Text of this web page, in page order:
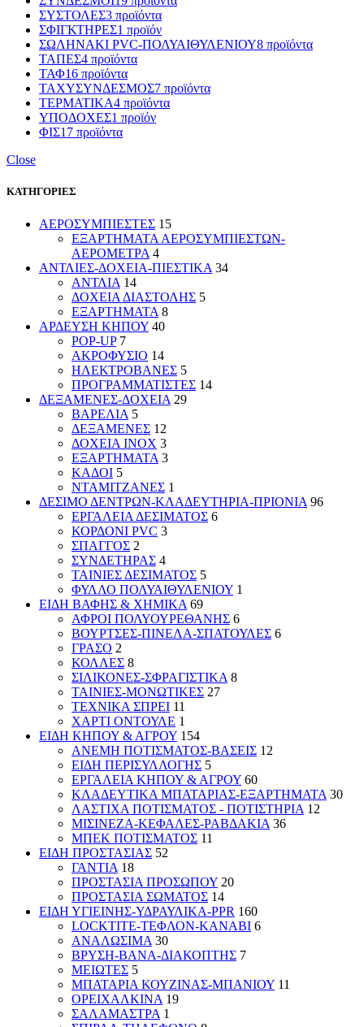
ΣΥΣΤΟΛΕΣ3 προϊόντα
ΣΦΙΓΚΤΗΡΕΣ1 προϊόν
ΣΩΛΗΝΑΚΙ PVC-ΠΟΛΥΑΙΘΥΛΕΝΙΟΥ8 προϊόντα
ΤΑΠΕΣ4 προϊόντα
ΤΑΦ16 προϊόντα
ΤΑΧΥΣΥΝΔΕΣΜΟΣ7 προϊόντα
ΤΕΡΜΑΤΙΚΑ4 προϊόντα
ΥΠΟΔΟΧΕΣ1 προϊόν
ΦΙΣ17 προϊόντα
Close
ΚΑΤΗΓΟΡΙΕΣ
ΑΕΡΟΣΥΜΠΙΕΣΤΕΣ 15
ΕΞΑΡΤΗΜΑΤΑ ΑΕΡΟΣΥΜΠΙΕΣΤΩΝ-
ΑΕΡΟΜΕΤΡΑ 4
ΑΝΤΛΙΕΣ-ΔΟΧΕΙΑ-ΠΙΕΣΤΙΚΑ 34
ΑΝΤΛΙΑ 14
ΔΟΧΕΙΑ ΔΙΑΣΤΟΛΗΣ 5
ΕΞΑΡΤΗΜΑΤΑ 8
ΑΡΔΕΥΣΗ ΚΗΠΟΥ 40
POP-UP 7
ΑΚΡΟΦΥΣΙΟ 14
ΗΛΕΚΤΡΟΒΑΝΕΣ 5
ΠΡΟΓΡΑΜΜΑΤΙΣΤΕΣ 14
ΔΕΞΑΜΕΝΕΣ-ΔΟΧΕΙΑ 29
ΒΑΡΕΛΙΑ 5
ΔΕΞΑΜΕΝΕΣ 12
ΔΟΧΕΙΑ INOX 3
ΕΞΑΡΤΗΜΑΤΑ 3
ΚΑΔΟΙ 5
ΝΤΑΜΙΤΖΑΝΕΣ 1
ΔΕΣΙΜΟ ΔΕΝΤΡΩΝ-ΚΛΑΔΕΥΤΗΡΙΑ-ΠΡΙΟΝΙΑ 96
ΕΡΓΑΛΕΙΑ ΔΕΣΙΜΑΤΟΣ 6
ΚΟΡΔΟΝΙ PVC 3
ΣΠΑΓΓΟΣ 2
ΣΥΝΔΕΤΗΡΑΣ 4
ΤΑΙΝΙΕΣ ΔΕΣΙΜΑΤΟΣ 5
ΦΥΛΛΟ ΠΟΛΥΑΙΘΥΛΕΝΙΟΥ 1
ΕΙΔΗ ΒΑΦΗΣ & ΧΗΜΙΚΑ 69
ΑΦΡΟΙ ΠΟΛΥΟΥΡΕΘΑΝΗΣ 6
ΒΟΥΡΤΣΕΣ-ΠΙΝΕΛΑ-ΣΠΑΤΟΥΛΕΣ 6
ΓΡΑΣΟ 2
ΚΟΛΛΕΣ 8
ΣΙΛΙΚΟΝΕΣ-ΣΦΡΑΓΙΣΤΙΚΑ 8
ΤΑΙΝΙΕΣ-ΜΟΝΩΤΙΚΕΣ 27
ΤΕΧΝΙΚΑ ΣΠΡΕΙ 11
ΧΑΡΤΙ ΟΝΤΟΥΛΕ 1
ΕΙΔΗ ΚΗΠΟΥ & ΑΓΡΟΥ 154
ΑΝΕΜΗ ΠΟΤΙΣΜΑΤΟΣ-ΒΑΣΕΙΣ 12
ΕΙΔΗ ΠΕΡΙΣΥΛΛΟΓΗΣ 5
ΕΡΓΑΛΕΙΑ ΚΗΠΟΥ & ΑΓΡΟΥ 60
ΚΛΑΔΕΥΤΙΚΑ ΜΠΑΤΑΡΙΑΣ-ΕΞΑΡΤΗΜΑΤΑ 30
ΛΑΣΤΙΧΑ ΠΟΤΙΣΜΑΤΟΣ - ΠΟΤΙΣΤΗΡΙΑ 12
ΜΙΣΙΝΕΖΑ-ΚΕΦΑΛΕΣ-ΡΑΒΔΑΚΙΑ 36
ΜΠΕΚ ΠΟΤΙΣΜΑΤΟΣ 11
ΕΙΔΗ ΠΡΟΣΤΑΣΙΑΣ 52
ΓΑΝΤΙΑ 18
ΠΡΟΣΤΑΣΙΑ ΠΡΟΣΩΠΟΥ 20
ΠΡΟΣΤΑΣΙΑ ΣΩΜΑΤΟΣ 14
ΕΙΔΗ ΥΓΙΕΙΝΗΣ-ΥΔΡΑΥΛΙΚΑ-PPR 160
LOCKTITE-ΤΕΦΛΟΝ-ΚΑΝΑΒΙ 6
ΑΝΑΛΩΣΙΜΑ 30
ΒΡΥΣΗ-ΒΑΝΑ-ΔΙΑΚΟΠΤΗΣ 7
ΜΕΙΩΤΕΣ 5
ΜΠΑΤΑΡΙΑ ΚΟΥΖΙΝΑΣ-ΜΠΑΝΙΟΥ 11
ΟΡΕΙΧΑΛΚΙΝΑ 19
ΣΑΛΑΜΑΣΤΡΑ 1